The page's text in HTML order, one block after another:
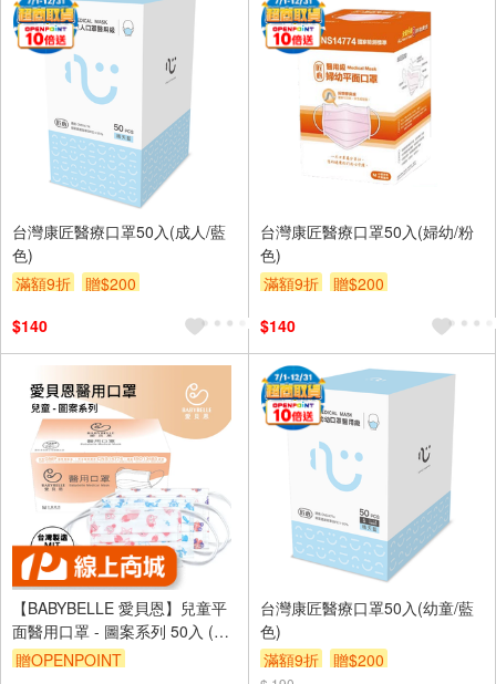
台灣康匠醫療口罩50入(成人/藍
色)
滿額9折
贈$200
$140
台灣康匠醫療口罩50入(婦幼/粉
色)
滿額9折
贈$200
$140
【BABYBELLE 愛貝恩】兒童平
面醫用口罩 - 圖案系列 50入 (4
款選擇)
贈OPENPOINT
台灣康匠醫療口罩50入(幼童/藍
色)
滿額9折
贈$200